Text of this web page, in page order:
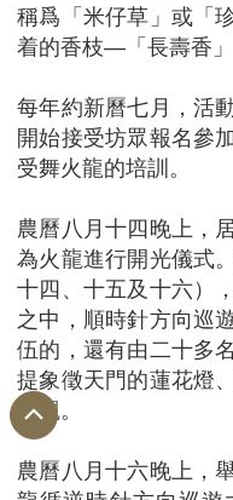
稱爲「米仔草」或「
着的香枝—「長壽香」
每年約新曆七月，活
開始接受坊眾報名參
受舞火龍的培訓。
農曆八月十四晚上，
為火龍進行開光儀式
十四、十五及十六）
之中，順時針方向巡
伍的，還有由二十多
提象徵天門的蓮花燈
壯觀。
農曆八月十六晚上，